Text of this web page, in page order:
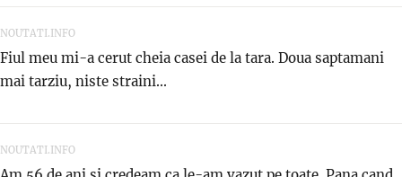
NOUTATI.INFO
Fiul meu mi-a cerut cheia casei de la tara. Doua saptamani
mai tarziu, niste straini...
NOUTATI.INFO